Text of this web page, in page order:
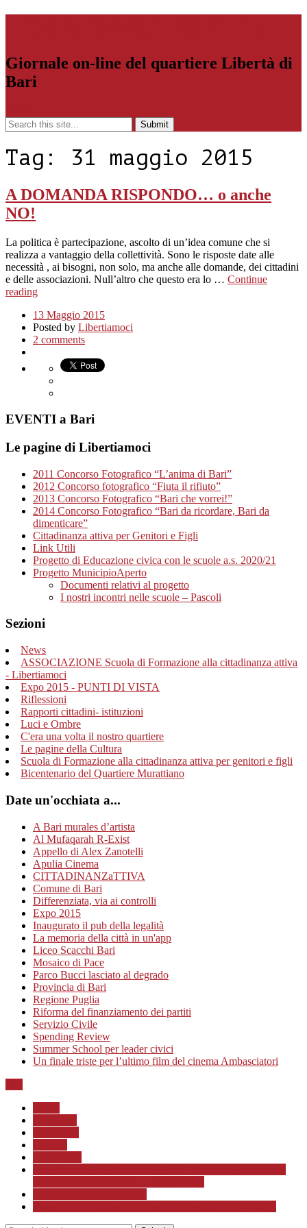
Giornale on-line del quartiere Libertà di
Bari
Tag: 31 maggio 2015
A DOMANDA RISPONDO… o anche
NO!
La politica è partecipazione, ascolto di un’idea comune che si
realizza a vantaggio della collettività. Sono le risposte date alle
necessità , ai bisogni, non solo, ma anche alle domande, dei cittadini
e delle associazioni. Null’altro che questo era lo … Continue
reading
13 Maggio 2015
Posted by Libertiamoci
2 comments
EVENTI a Bari
Le pagine di Libertiamoci
2011 Concorso Fotografico “L’anima di Bari”
2012 Concorso fotografico “Fiuta il rifiuto”
2013 Concorso Fotografico “Bari che vorrei!”
2014 Concorso Fotografico “Bari da ricordare, Bari da
dimenticare”
Cittadinanza attiva per Genitori e Figli
Link Utili
Progetto di Educazione civica con le scuole a.s. 2020/21
Progetto MunicipioAperto
Documenti relativi al progetto
I nostri incontri nelle scuole – Pascoli
Sezioni
News
ASSOCIAZIONE Scuola di Formazione alla cittadinanza attiva
- Libertiamoci
Expo 2015 - PUNTI DI VISTA
Riflessioni
Rapporti cittadini- istituzioni
Luci e Ombre
C'era una volta il nostro quartiere
Le pagine della Cultura
Scuola di Formazione alla cittadinanza attiva per genitori e figli
Bicentenario del Quartiere Murattiano
Date un'occhiata a...
A Bari murales d’artista
Al Mufaqarah R-Exist
Appello di Alex Zanotelli
Apulia Cinema
CITTADINANZaTTIVA
Comune di Bari
Differenziata, via ai controlli
Expo 2015
Inaugurato il pub della legalità
La memoria della città in un'app
Liceo Scacchi Bari
Mosaico di Pace
Parco Bucci lasciato al degrado
Provincia di Bari
Regione Puglia
Riforma del finanziamento dei partiti
Servizio Civile
Spending Review
Summer School per leader civici
Un finale triste per l’ultimo film del cinema Ambasciatori